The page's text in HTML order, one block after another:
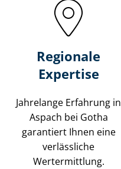
Regionale
Expertise
Jahrelange Erfahrung in
Aspach bei Gotha
garantiert Ihnen eine
verlässliche
Wertermittlung.